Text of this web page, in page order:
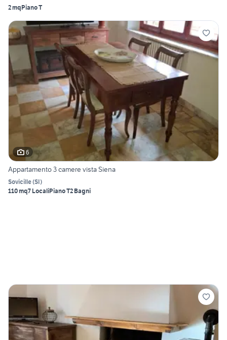
2 mqPiano T
6
Appartamento 3 camere vista Siena
Sovicille(SI)
110 mq7 LocaliPiano T2 Bagni